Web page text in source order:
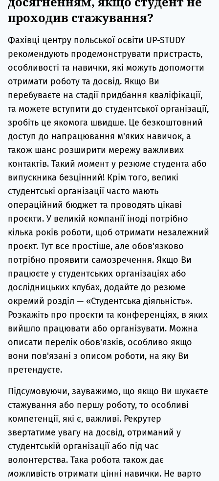
проходив стажування?
Фахівці центру польської освіти UP-STUDY
рекомендують продемонструвати пристрасть,
особливості та навички, які можуть допомогти
отримати роботу та досвід. Якщо Ви
перебуваєте на стадії придбання кваліфікації,
та можете вступити до студентської організації,
зробіть це якомога швидше. Це безкоштовний
доступ до напрацювання м'яких навичок, а
також шанс розширити мережу важливих
контактів. Такий момент у резюме студента або
випускника безцінний! Крім того, великі
студентські організації часто мають
операційний бюджет та проводять цікаві
проєкти. У великій компанії іноді потрібно
кілька років роботи, щоб отримати незалежний
проєкт. Тут все простіше, але обов'язково
потрібно проявити самозречення. Якщо Ви
працюєте у студентських організаціях або
дослідницьких клубах, додайте до резюме
окремий розділ — «Студентська діяльність».
Розкажіть про проєкти та конференціях, в яких
вийшло працювати або організувати. Можна
описати перелік обов'язків, особливо якщо
вони пов'язані з описом роботи, на яку Ви
претендуєте.
Підсумовуючи, зауважимо, що якщо Ви шукаєте
стажування або першу роботу, то особливі
компетенції, які є, важливі. Рекрутер
звертатиме увагу на досвід, отриманий у
студентській організації або під час
волонтерства. Така робота також дає
можливість отримати цінні навички. Не варто